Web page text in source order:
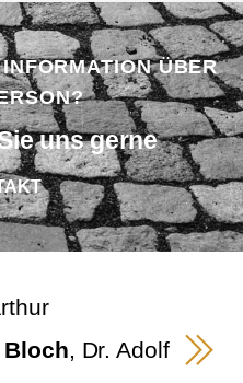
ÜBER
uns gerne
Bloch, Dr. Adolf